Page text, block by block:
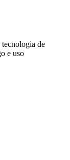
tecnologia de
e uso